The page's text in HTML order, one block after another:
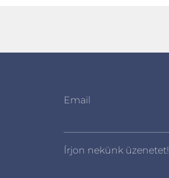
Email
Írjon nekünk üzenetet!